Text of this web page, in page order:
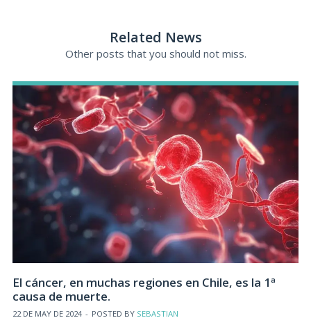
Related News
Other posts that you should not miss.
El cáncer, en muchas regiones en Chile, es la 1ª
causa de muerte.
22 DE MAY DE 2024 - POSTED BY SEBASTIAN